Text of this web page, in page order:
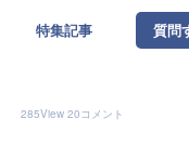
特集記事 質問
285View 20コメント